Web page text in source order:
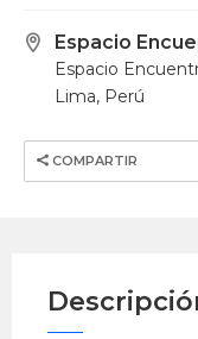
Espacio
Espacio
Lima, Perú
COMPARTIR